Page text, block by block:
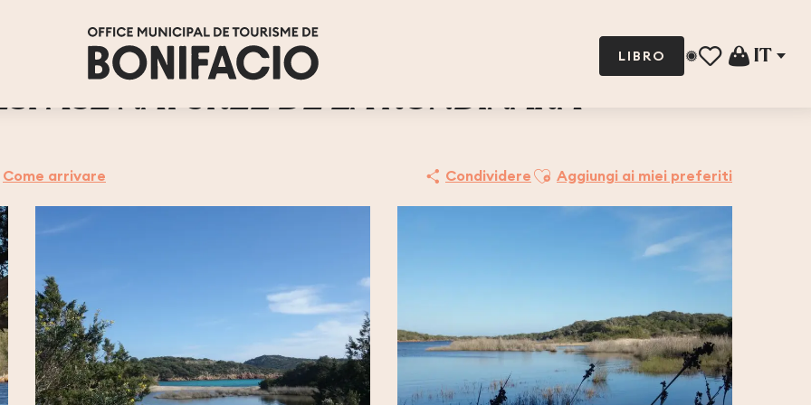
LIBRO IT
NATUREL DE LA RONDINARA
Come arrivare Condividere Ajouter aux favoris
Aggiungi ai miei preferiti